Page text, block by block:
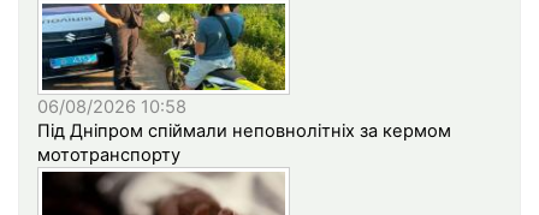
06/08/2026 10:58
Під Дніпром спіймали неповнолітніх за кермом
мототранспорту